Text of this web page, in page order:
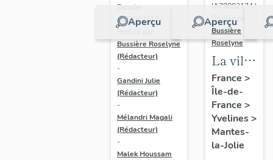
Aperçu
Dossier
IA78002272 |
Bussière Roselyne
(Rédacteur)
-
Gandini Julie
(Rédacteur)
-
Mélandri Magali
(Rédacteur)
-
Malek Houssam
Aperçu
IA78002174 |
Réalisé par
Bussière
Roselyne
La ville
de
Mantes-
la-Jolie
France >
Île-de-
France >
Yvelines>
Mantes-
la-Jolie